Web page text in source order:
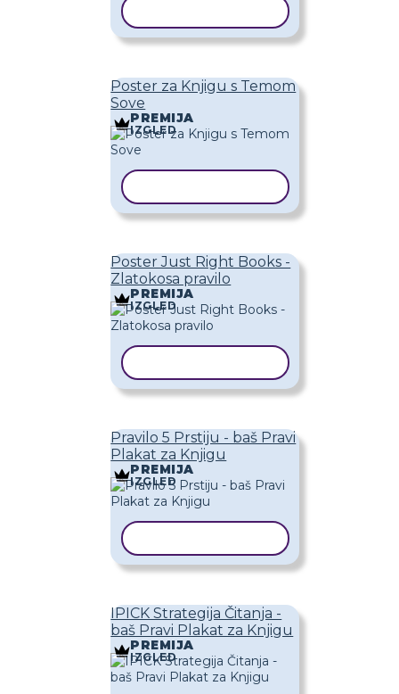
Poster za Knjigu s Temom
Sove
PREMIJA
IZGLED
Poster Just Right Books -
Zlatokosa pravilo
PREMIJA
IZGLED
Pravilo 5 Prstiju - baš Pravi
Plakat za Knjigu
PREMIJA
IZGLED
IPICK Strategija Čitanja -
baš Pravi Plakat za Knjigu
PREMIJA
IZGLED